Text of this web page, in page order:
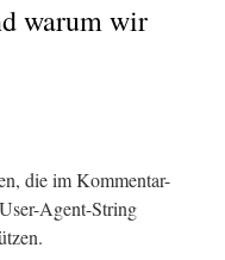
warum wir
die im Kommentar-
Agent-String